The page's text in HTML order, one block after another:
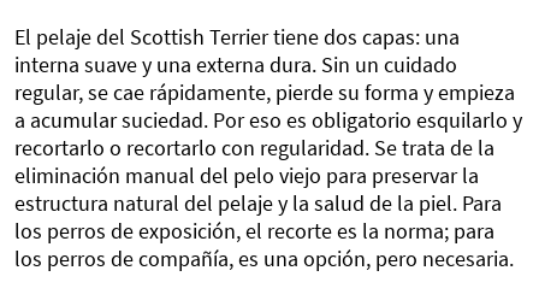
El pelaje del Scottish Terrier tiene dos capas: una
interna suave y una externa dura. Sin un cuidado
regular, se cae rápidamente, pierde su forma y empieza
a acumular suciedad. Por eso es obligatorio esquilarlo y
recortarlo o recortarlo con regularidad. Se trata de la
eliminación manual del pelo viejo para preservar la
estructura natural del pelaje y la salud de la piel. Para
los perros de exposición, el recorte es la norma; para
los perros de compañía, es una opción, pero necesaria.